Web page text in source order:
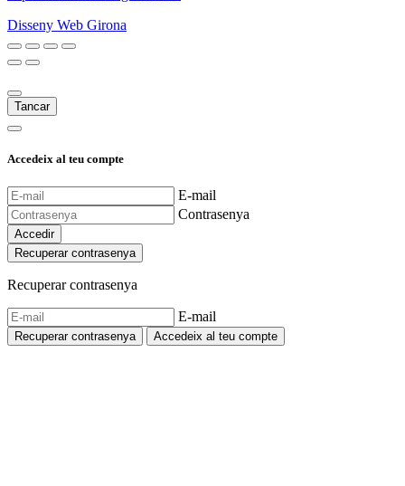
Disseny Web Girona
Tancar
Accedeix al teu compte
E-mail
Contrasenya
Accedir
Recuperar contrasenya
Recuperar contrasenya
E-mail
Recuperar contrasenya Accedeix al teu compte